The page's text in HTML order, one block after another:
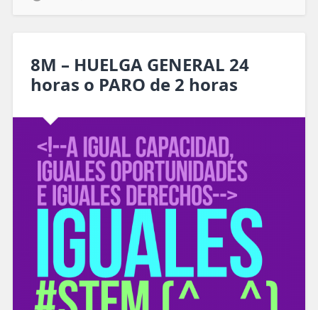
8M – HUELGA GENERAL 24
horas o PARO de 2 horas